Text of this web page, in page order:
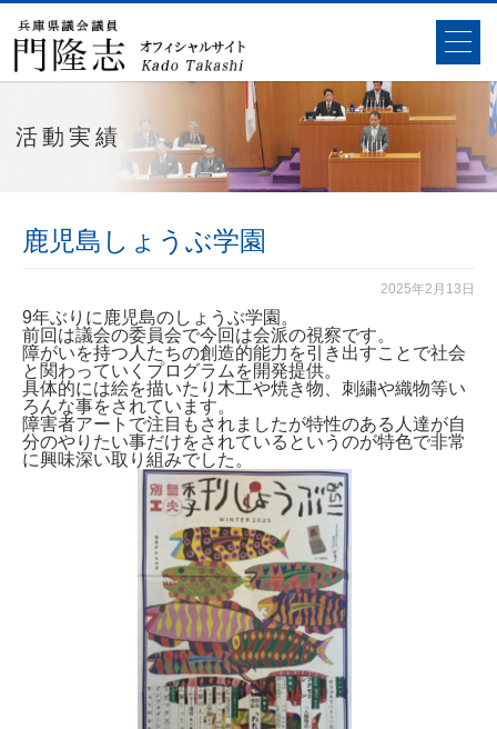
活動実績
鹿児島しょうぶ学園
2025年2月13日
9年ぶりに鹿児島のしょうぶ学園。
前回は議会の委員会で今回は会派の視察です。
障がいを持つ人たちの創造的能力を引き出すことで社会
と関わっていくプログラムを開発提供。
具体的には絵を描いたり木工や焼き物、刺繍や織物等い
ろんな事をされています。
障害者アートで注目もされましたが特性のある人達が自
分のやりたい事だけをされているというのが特色で非常
に興味深い取り組みでした。